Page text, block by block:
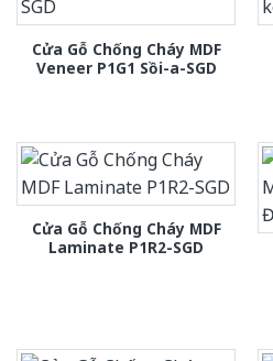
Cửa Gỗ Chống Cháy MDF
Veneer P1G1 Sồi-a-SGD
Cửa Gỗ Chống Cháy MDF
Laminate P1R2-SGD